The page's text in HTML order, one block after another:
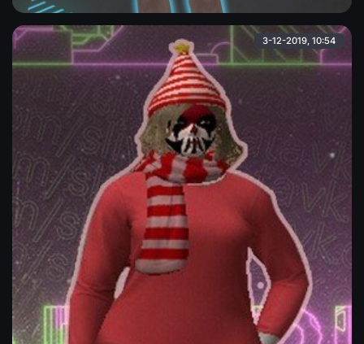
3-12-2019, 10:54
Девушка в новогоднем костюме
Девушка "hfyri" в новогоднем костюме ( бело-красные
шапка и шарф, красный свитер и штаны, красные ботинки ).
Модель в высоком качестве, детализация на высшем
уровне.